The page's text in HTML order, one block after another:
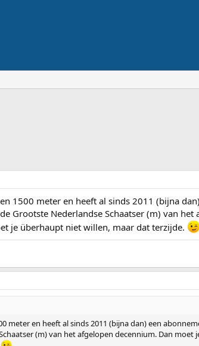
1500 meter en heeft al sinds 2011 (bijna
Grootste Nederlandse Schaatser (m) van
je überhaupt niet willen, maar dat terzijde.
meter en heeft al sinds 2011 (bijna dan) een
(m) van het afgelopen decennium. Dan